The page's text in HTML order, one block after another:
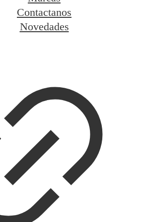
Contactanos
Novedades